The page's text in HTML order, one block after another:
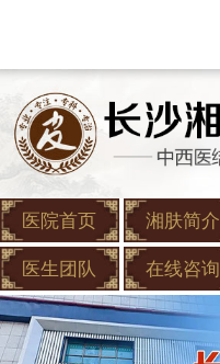
医院首页 湘肤简介
医生团队 在线咨询